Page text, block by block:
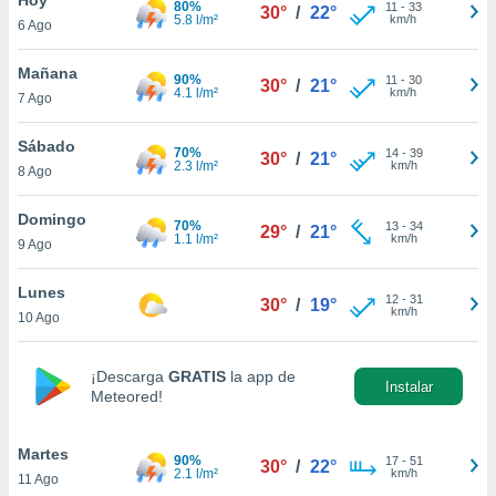
en
más
nuestra
de
aceptar
de
6 Ago
80%
5.8 l/m²
30° / 22° 11 - 33
km/h
Mañana
7 Ago
90%
4.1 l/m²
30° / 21° 11 - 30
km/h
Sábado
8 Ago
70%
2.3 l/m²
30° / 21° 14- 39
km/h
Domingo
9 Ago
70%
1.1 l/m²
29° / 21° 13- 34
km/h
Lunes
10 Ago
30° / 19° 12- 31
km/h
¡Descarga GRATIS la app de
Meteored!
Instalar
Martes
11 Ago
90%
2.1 l/m²
30° / 22° 17- 51
km/h